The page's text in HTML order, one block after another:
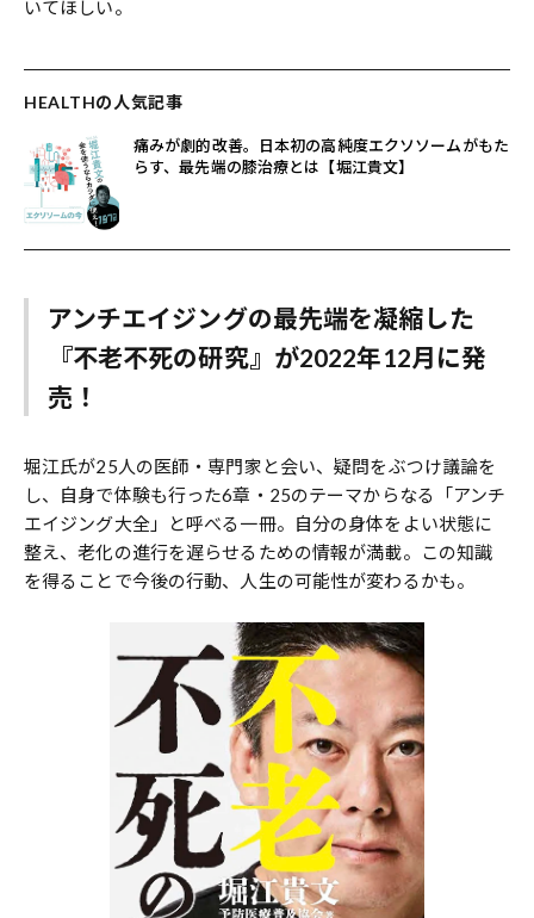
いてほしい。
HEALTHの人気記事
痛みが劇的改善。日本初の高純度エクソソームがもた
らす、最先端の膝治療とは【堀江貴文】
アンチエイジングの最先端を凝縮した
『不老不死の研究』が2022年12月に発
売！
堀江氏が25人の医師・専門家と会い、疑問をぶつけ議論を
し、自身で体験も行った6章・25のテーマからなる「アンチ
エイジング大全」と呼べる一冊。自分の身体をよい状態に
整え、老化の進行を遅らせるための情報が満載。この知識
を得ることで今後の行動、人生の可能性が変わるかも。